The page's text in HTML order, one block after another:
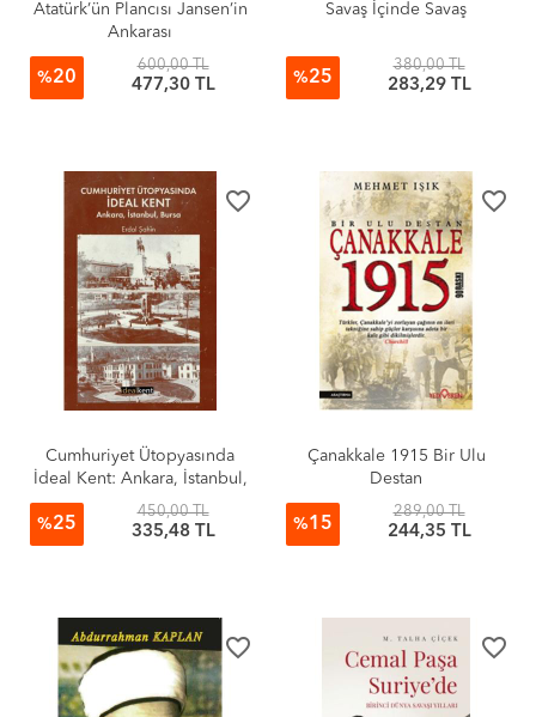
Atatürk’ün Plancısı Jansen’in
Ankarası
%20
600,00 TL
477,30 TL
Savaş İçinde Savaş
%25
380,00 TL
283,29 TL
favorite_border
Cumhuriyet Ütopyasında
İdeal Kent: Ankara, İstanbul,
Bursa
%25
450,00 TL
335,48 TL
favorite_border
Çanakkale 1915 Bir Ulu
Destan
%15
289,00 TL
244,35 TL
favorite_border favorite_border